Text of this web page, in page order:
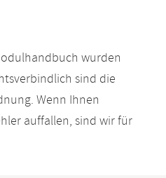
wurden
sind die
Wenn Ihnen
auffallen, sind wir für